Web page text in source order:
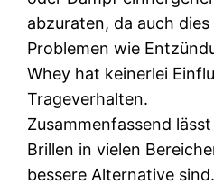
abzuraten, da auch dies
Problemen wie
Whey hat keinerlei
Trageverhalten.
Zusammenfassend
Brillen in vielen
bessere Alternative sind.